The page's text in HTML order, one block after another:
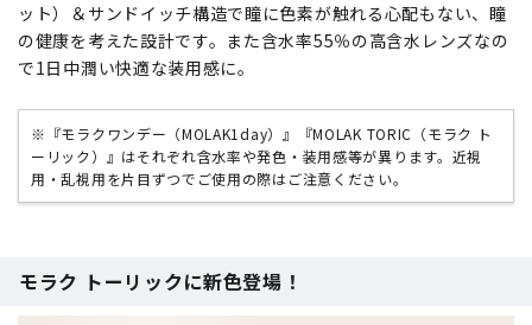
ット）＆サンドイッチ構造で瞳に色素が触れる心配もない、瞳
の健康を考えた設計です。また含水率55％の高含水レンズなの
で1日中潤い快適な装用感に。
※『モラクワンデー（MOLAK1day）』『MOLAK TORIC（モラク ト
ーリック）』はそれぞれ含水率や発色・装用感等が異ります。近視
用・乱視用を片目ずつでご使用の際はご注意ください。
モラク トーリックに新色登場！